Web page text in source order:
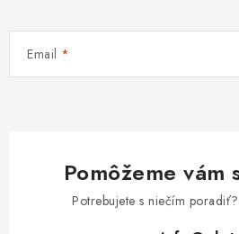
Email
Pomôžeme vám
Potrebujete s niečím